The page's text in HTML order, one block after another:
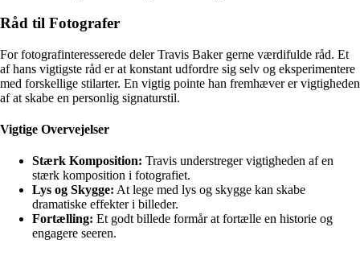
Råd til Fotografer
For fotografinteresserede deler Travis Baker gerne værdifulde råd. Et
af hans vigtigste råd er at konstant udfordre sig selv og eksperimentere
med forskellige stilarter. En vigtig pointe han fremhæver er vigtigheden
af at skabe en personlig signaturstil.
Vigtige Overvejelser
Stærk Komposition: Travis understreger vigtigheden af en
stærk komposition i fotografiet.
Lys og Skygge: At lege med lys og skygge kan skabe
dramatiske effekter i billeder.
Fortælling: Et godt billede formår at fortælle en historie og
engagere seeren.